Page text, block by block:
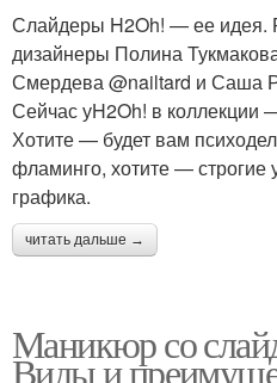
Слайдеры H2Oh! — ее идея.
дизайнеры Полина
Смердева @nailtard и Саша
Сейчас уH2Oh! в коллекции
Хотите — будет вам
фламинго, хотите —
графика.
читать дальше →
Маникюр со
Виды и